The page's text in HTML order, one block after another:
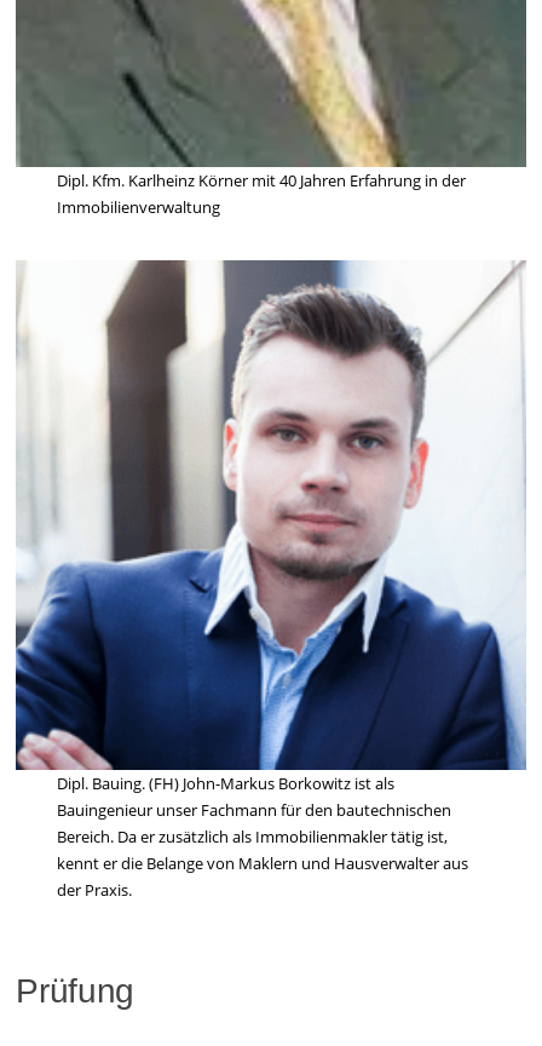
Dipl. Kfm. Karlheinz Körner mit 40 Jahren Erfahrung in der
Immobilienverwaltung
Dipl. Bauing. (FH) John-Markus Borkowitz ist als
Bauingenieur unser Fachmann für den bautechnischen
Bereich. Da er zusätzlich als Immobilienmakler tätig ist,
kennt er die Belange von Maklern und Hausverwalter aus
der Praxis.
Prüfung